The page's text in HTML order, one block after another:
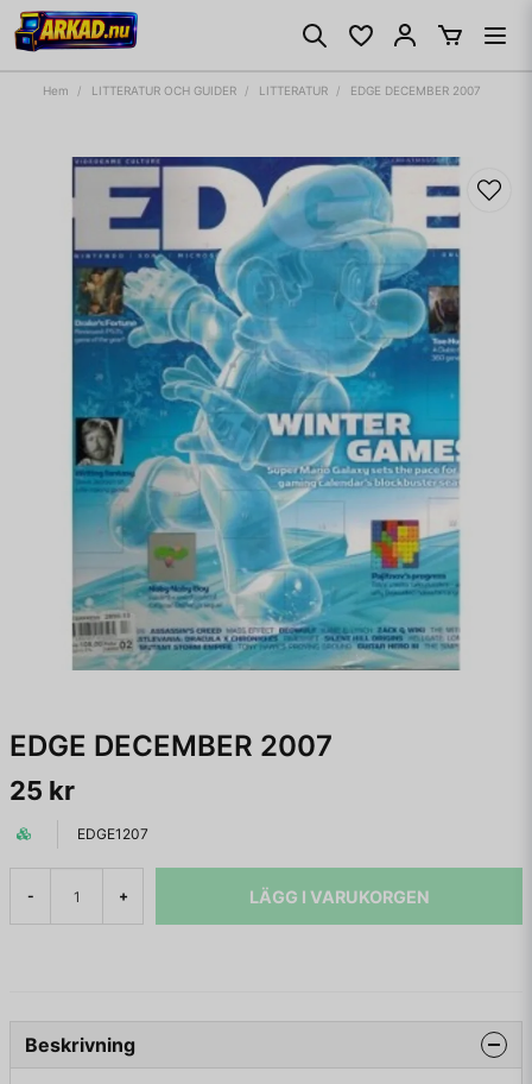
Hem LITTERATUR OCH GUIDER LITTERATUR EDGE DECEMBER 2007
EDGE DECEMBER 2007
25 kr
EDGE1207
- + LÄGG I VARUKORGEN
Beskrivning